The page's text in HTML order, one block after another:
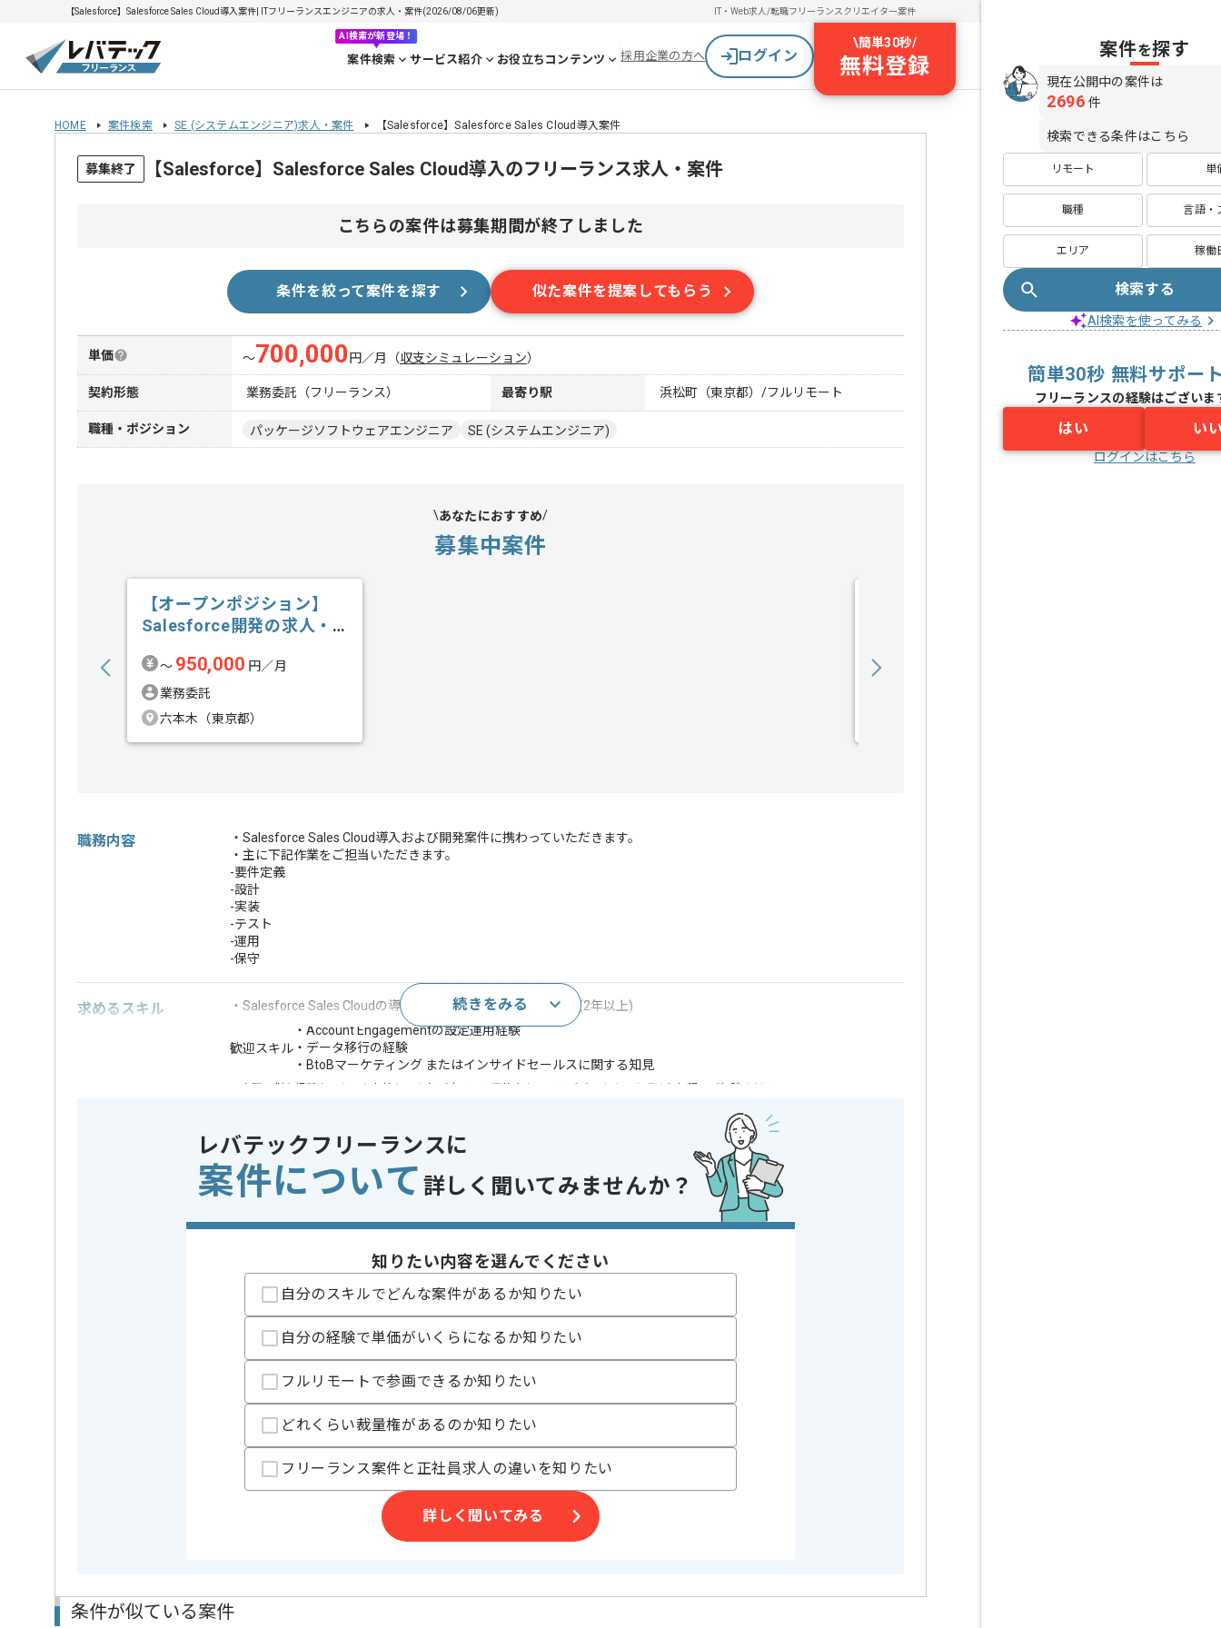
【Salesforce】Salesforce Sales Cloud導入案件| ITフリーランスエンジニアの求人・案件(2026/08/06更新) IT・Web求人/転職フリーランスクリエイター案件
AI検索が新登場！
案件検索 サービス紹介 お役立ちコンテンツ 採用企業の方へ ログイン
\簡単30秒/
無料登録
HOME 案件検索 SE (システムエンジニア)求人・案件 【Salesforce】Salesforce Sales Cloud導入案件
募集終了 【Salesforce】Salesforce Sales Cloud導入のフリーランス求人・案件
こちらの案件は募集期間が終了しました
条件を絞って案件を探す 似た案件を提案してもらう
単価 〜700,000 円／月 （収支シミュレーション）
契約形態 業務委託（フリーランス） 最寄り駅 浜松町（東京都）/フルリモート
職種・ポジション パッケージソフトウェアエンジニア SE (システムエンジニア)
あなたにおすすめ
募集中案件
【オープンポジション】
Salesforce開発の求人・
〜 950,000 円／月
業務委託
六本木（東京都）
職務内容
・Salesforce Sales Cloud導入および開発案件に携わっていただきます。
・主に下記作業をご担当いただきます。
-要件定義
-設計
-実装
-テスト
-運用
-保守
求めるスキル ・Salesforce Sales Cloudの導入またはカスタマイズ開発経験(2年以上)
歓迎スキル
・Account Engagementの設定運用経験
・データ移行の経験
・BtoBマーケティング またはインサイドセールスに関する知見
この案件のポイント 業務内容
ソフトウェア開発
特徴
20代活躍中 , 30代活躍中 , 長期プロジェクト , 40代活躍中
精算基準時間
140時間〜180時間
15日
Salesforceの経験を活かすことができます。
複数案件を保有している企業ですので、
ご経験と実績に応じて別案件のご提案も差し上げる場合がございます。
新しいアイディアや技術を積極的に導入し、
経験豊富なメンバーと成長が出来る環境でございます。
スキルアップされたい方、長期的に参画されたい方にオススメの案件です。
基本的にはリモート作業を見込んでおります。
続きをみる
レバテックフリーランスに
案件について 詳しく聞いてみませんか？
知りたい内容を選んでください
自分のスキルでどんな案件があるか知りたい
自分の経験で単価がいくらになるか知りたい
フルリモートで参画できるか知りたい
どれくらい裁量権があるのか知りたい
フリーランス案件と正社員求人の違いを知りたい
詳しく聞いてみる
条件が似ている案件
案件を探す
現在公開中の案件は
2696 件
検索できる条件はこちら
リモート 単
職種 言語・
エリア 稼働
検索する
AI検索を使ってみる
簡単30秒 無料サポー
フリーランスの経験はございま
はい い
ログインはこちら